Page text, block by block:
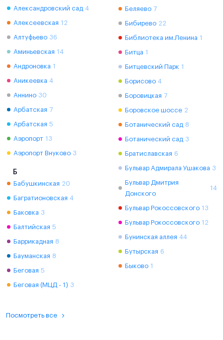
Александровский сад 4
Алексеевская 12
Алтуфьево 36
Аминьевская 14
Андроновка 1
Аникеевка 4
Аннино 30
Арбатская 7
Арбатская 5
Аэропорт 13
Аэропорт Внуково 3
Б
Бабушкинская 20
Багратионовская 4
Баковка 3
Балтийская 5
Баррикадная 8
Бауманская 8
Беговая 5
Беговая (МЦД - 1) 3
Беляево 7
Бибирево 22
Библиотека им.Ленина 1
Битца 1
Битцевский Парк 1
Борисово 4
Боровицкая 7
Боровское шоссе 2
Ботанический сад 8
Ботанический сад 3
Братиславская 6
Бульвар Адмирала Ушакова 3
Бульвар Дмитрия
Донского
14
Бульвар Рокоссовского 13
Бульвар Рокоссовского 12
Бунинская аллея 44
Бутырская 6
Быково 1
Посмотреть все